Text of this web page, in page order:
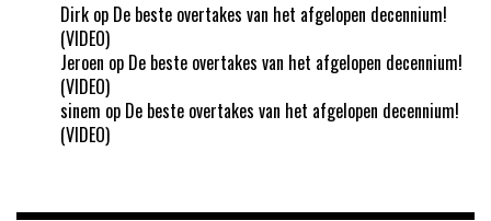
Dirk op De beste overtakes van het afgelopen decennium!
(VIDEO)
Jeroen op De beste overtakes van het afgelopen decennium!
(VIDEO)
sinem op De beste overtakes van het afgelopen decennium!
(VIDEO)